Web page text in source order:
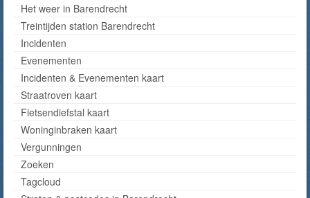
Het weer in Barendrecht
Treintijden station Barendrecht
Incidenten
Evenementen
Incidenten & Evenementen kaart
Straatroven kaart
Fietsendiefstal kaart
Woninginbraken kaart
Vergunningen
Zoeken
Tagcloud